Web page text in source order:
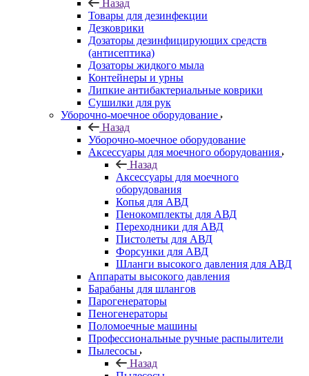
Назад
Товары для дезинфекции
Дезковрики
Дозаторы дезинфицирующих средств
(антисептика)
Дозаторы жидкого мыла
Контейнеры и урны
Липкие антибактериальные коврики
Сушилки для рук
Уборочно-моечное оборудование
Назад
Уборочно-моечное оборудование
Аксессуары для моечного оборудования
Назад
Аксессуары для моечного
оборудования
Копья для АВД
Пенокомплекты для АВД
Переходники для АВД
Пистолеты для АВД
Форсунки для АВД
Шланги высокого давления для АВД
Аппараты высокого давления
Барабаны для шлангов
Парогенераторы
Пеногенераторы
Поломоечные машины
Профессиональные ручные распылители
Пылесосы
Назад